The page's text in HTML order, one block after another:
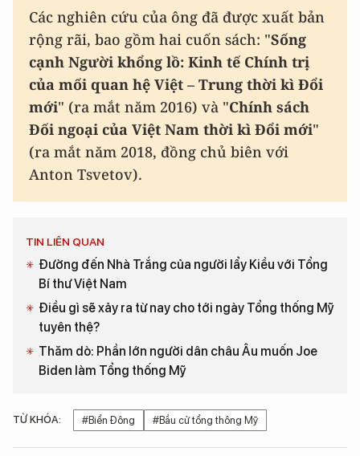
Các nghiên cứu của ông đã được xuất bản
rộng rãi, bao gồm hai cuốn sách: "Sống
cạnh Người khổng lồ: Kinh tế Chính trị
của mối quan hệ Việt – Trung thời kì Đổi
mới" (ra mắt năm 2016) và "Chính sách
Đối ngoại của Việt Nam thời kì Đổi mới"
(ra mắt năm 2018, đồng chủ biên với
Anton Tsvetov).
TIN LIÊN QUAN
Đường đến Nhà Trắng của người lẩy Kiều với Tổng
Bí thư Việt Nam
Điều gì sẽ xảy ra từ nay cho tới ngày Tổng thống Mỹ
tuyên thệ?
Thăm dò: Phần lớn người dân châu Âu muốn Joe
Biden làm Tổng thống Mỹ
TỪ KHÓA: #Biển Đông #Bầu cử tổng thông Mỹ